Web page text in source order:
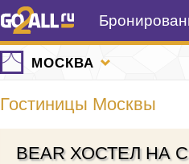
МОСКВА
Гостиницы Москвы
BEAR ХОСТЕЛ НА